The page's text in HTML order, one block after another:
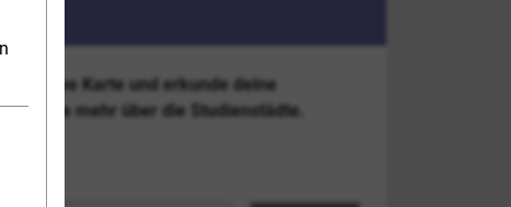
Karte und erkunde deine
Erfahre mehr über die Studienstädte.